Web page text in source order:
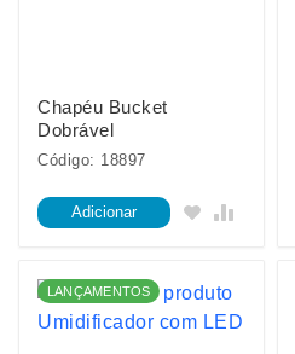
Chapéu Bucket
Dobrável
Código: 18897
Adicionar
LANÇAMENTOS